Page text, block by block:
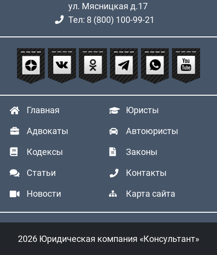
ул. Мясницкая д.17
Тел: 8 (800) 100-99-21
Главная Юристы
Адвокаты Автоюристы
Кодексы Законы
Статьи Контакты
Новости Карта сайта
2026 Юридическая компания «Консультант»